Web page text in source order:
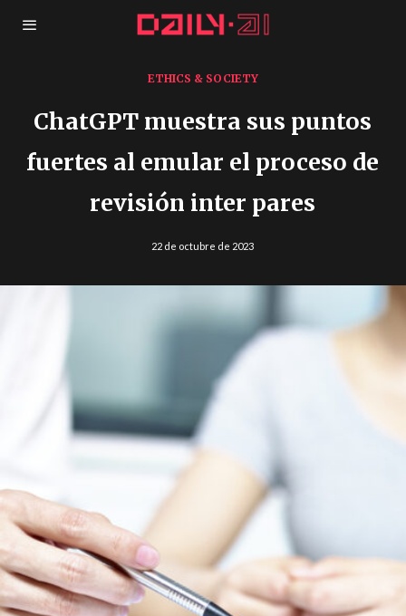
ETHICS & SOCIETY
ChatGPT muestra sus puntos
fuertes al emular el proceso de
revisión inter pares
22 de octubre de 2023